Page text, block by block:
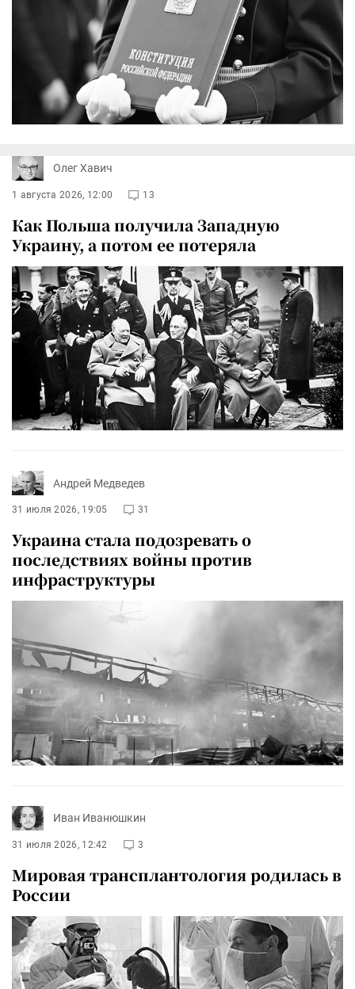
Олег Хавич
1 августа 2026, 12:00 13
Как Польша получила Западную
Украину, а потом ее потеряла
Андрей Медведев
31 июля 2026, 19:05 31
Украина стала подозревать о
последствиях войны против
инфраструктуры
Иван Иванюшкин
31 июля 2026, 12:42 3
Мировая трансплантология родилась в
России